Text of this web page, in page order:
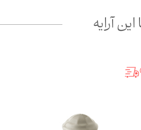
آرایه